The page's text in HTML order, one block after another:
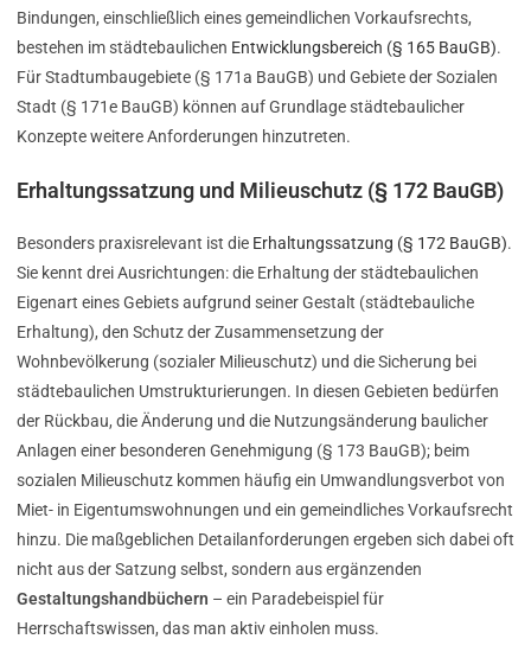
Bindungen, einschließlich eines gemeindlichen Vorkaufsrechts,
bestehen im städtebaulichen Entwicklungsbereich (§ 165 BauGB).
Für Stadtumbaugebiete (§ 171a BauGB) und Gebiete der Sozialen
Stadt (§ 171e BauGB) können auf Grundlage städtebaulicher
Konzepte weitere Anforderungen hinzutreten.
Erhaltungssatzung und Milieuschutz (§ 172 BauGB)
Besonders praxisrelevant ist die Erhaltungssatzung (§ 172 BauGB).
Sie kennt drei Ausrichtungen: die Erhaltung der städtebaulichen
Eigenart eines Gebiets aufgrund seiner Gestalt (städtebauliche
Erhaltung), den Schutz der Zusammensetzung der
Wohnbevölkerung (sozialer Milieuschutz) und die Sicherung bei
städtebaulichen Umstrukturierungen. In diesen Gebieten bedürfen
der Rückbau, die Änderung und die Nutzungsänderung baulicher
Anlagen einer besonderen Genehmigung (§ 173 BauGB); beim
sozialen Milieuschutz kommen häufig ein Umwandlungsverbot von
Miet- in Eigentumswohnungen und ein gemeindliches Vorkaufsrecht
hinzu. Die maßgeblichen Detailanforderungen ergeben sich dabei oft
nicht aus der Satzung selbst, sondern aus ergänzenden
Gestaltungshandbüchern – ein Paradebeispiel für
Herrschaftswissen, das man aktiv einholen muss.